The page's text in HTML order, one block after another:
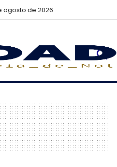
agosto de 2026